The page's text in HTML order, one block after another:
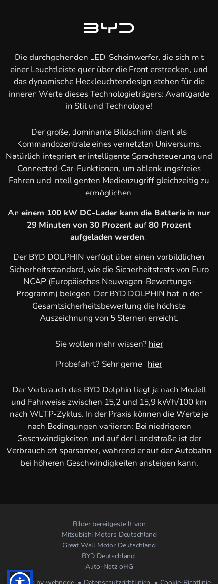
Die durchgehenden LED-Scheinwerfer, die sich mit
einer Leuchtleiste quer über die Front erstrecken, und
das dynamische Heckleuchtendesign stehen für die
inneren Werte dieses Technologieträgers: Avantgarde
in Stil und Technologie!
Der große, dominante Bildschirm dient als
Kommandozentrale eines vernetzten Universums.
Natürlich integriert er intelligente Sprachsteuerung und
Connected-Car-Funktionen, um ablenkungsfreies
Fahren und intelligenten Medienzugriff gleichzeitig zu
ermöglichen.
An einem 100 kW DC-Lader kann die Batterie in nur
29 Minuten von 30 Prozent auf 80 Prozent
aufgeladen werden.
Der BYD DOLPHIN verfügt über einen vorbildlichen
Sicherheitsstandard, wie die Sicherheitstests von Euro
NCAP (Europäisches Neuwagen-Bewertungs-
Programm) belegen. Der BYD DOLPHIN hat in der
Gesamtsicherheitsbewertung die höchste
Auszeichnung von 5 Sternen erreicht.
Sie wollen mehr wissen? hier
Probefahrt? Sehr gerne hier
Der Verbrauch des BYD Dolphin liegt je nach Modell
und Fahrweise zwischen 15,2 und 15,9 kWh/100 km
nach WLTP-Zyklus. In der Praxis können die Werte je
nach Bedingungen variieren: Bei niedrigeren
Geschwindigkeiten und auf der Landstraße ist der
Verbrauch oft sparsamer, während er auf der Autobahn
bei höheren Geschwindigkeiten ansteigen kann.
Bilder bereitgestellt von
Mitsubishi Motors Deutschland
Great Wall Motor Deutschland
BYD Deutschland
Auto-Notz oHG